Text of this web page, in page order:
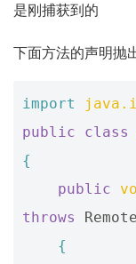
是刚捕获到的
下面方法的声明抛
import
public
class
{
public
throws
{